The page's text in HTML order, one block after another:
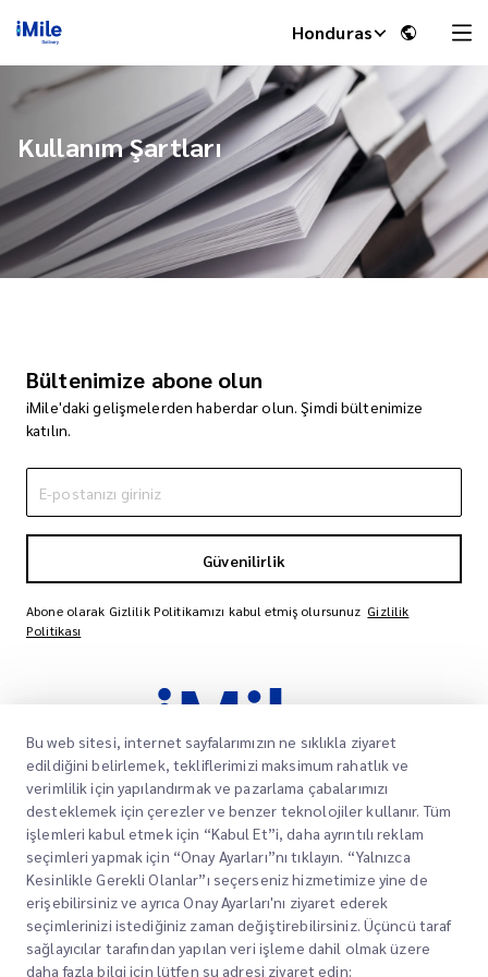
Honduras
Kullanım Şartları
Bültenimize abone olun
iMile'daki gelişmelerden haberdar olun. Şimdi bültenimize
katılın.
Güvenilirlik
Abone olarak Gizlilik Politikamızı kabul etmiş olursunuz Gizlilik
Politikası
Müşterilerimizin paketlerinin varış noktalarına
zamanında ve güvenli bir şekilde ulaşmasını
sağlamak, onlara güven ve gönül rahatlığı
sağlamak için güvenilir hizmetler sunmaya
kendimizi adadık.
Bu web sitesi, internet sayfalarımızın ne sıklıkla ziyaret
edildiğini belirlemek, tekliflerimizi maksimum rahatlık ve
verimlilik için yapılandırmak ve pazarlama çabalarımızı
desteklemek için çerezler ve benzer teknolojiler kullanır. Tüm
işlemleri kabul etmek için “Kabul Et”i, daha ayrıntılı reklam
seçimleri yapmak için “Onay Ayarları”nı tıklayın. “Yalnızca
Kesinlikle Gerekli Olanlar”ı seçerseniz hizmetimize yine de
erişebilirsiniz ve ayrıca Onay Ayarları'nı ziyaret ederek
seçimlerinizi istediğiniz zaman değiştirebilirsiniz. Üçüncü taraf
sağlayıcılar tarafından yapılan veri işleme dahil olmak üzere
daha fazla bilgi için lütfen şu adresi ziyaret edin: